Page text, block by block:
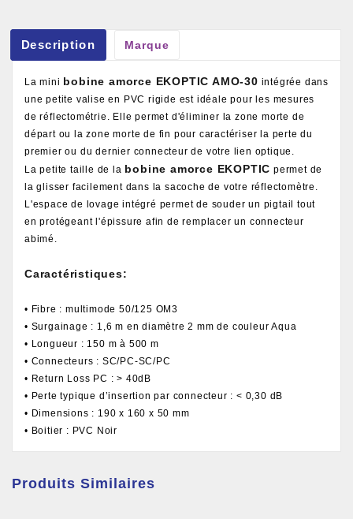
Description Marque
La mini bobine amorce EKOPTIC AMO-30 intégrée dans
une petite valise en PVC rigide est idéale pour les mesures
de réflectométrie. Elle permet d'éliminer la zone morte de
départ ou la zone morte de fin pour caractériser la perte du
premier ou du dernier connecteur de votre lien optique.
La petite taille de la bobine amorce EKOPTIC permet de
la glisser facilement dans la sacoche de votre réflectomètre.
L'espace de lovage intégré permet de souder un pigtail tout
en protégeant l'épissure afin de remplacer un connecteur
abimé.
Caractéristiques:
• Fibre : multimode 50/125 OM3
• Surgainage : 1,6 m en diamètre 2 mm de couleur Aqua
• Longueur : 150 m à 500 m
• Connecteurs : SC/PC-SC/PC
• Return Loss PC : > 40dB
• Perte typique d’insertion par connecteur : < 0,30 dB
• Dimensions : 190 x 160 x 50 mm
• Boitier : PVC Noir
Produits Similaires